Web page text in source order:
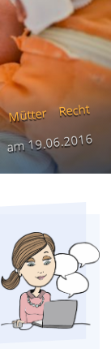
Mütter Recht
am19.06.2016